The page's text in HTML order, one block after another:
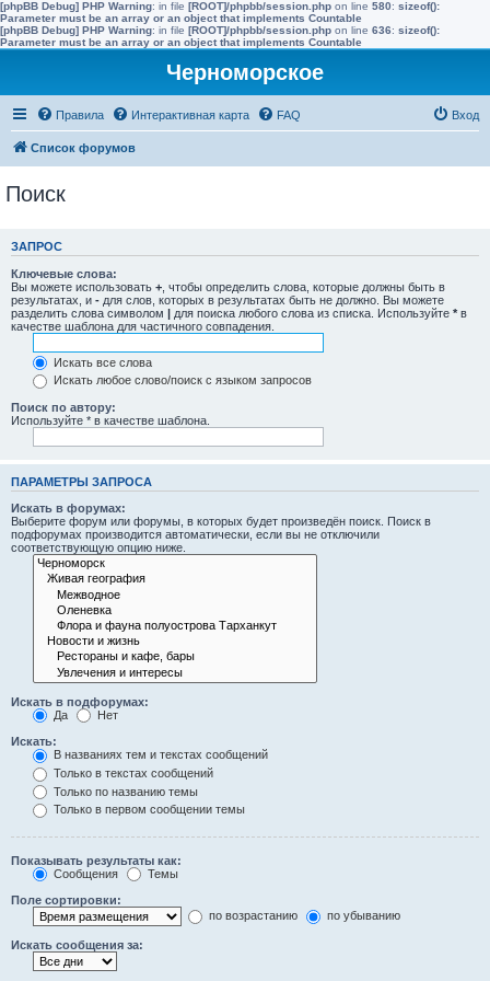
[phpBB Debug] PHP Warning: in file [ROOT]/phpbb/session.php on line 580: sizeof():
Parameter must be an array or an object that implements Countable
[phpBB Debug] PHP Warning: in file [ROOT]/phpbb/session.php on line 636: sizeof():
Parameter must be an array or an object that implements Countable
Черноморское
Правила Интерактивная карта FAQ Вход
Список форумов
Поиск
ЗАПРОС
Ключевые слова:
Вы можете использовать + , чтобы определить слова, которые должны быть в
результатах, и - для слов, которых в результатах быть не должно. Вы можете
разделить слова символом | для поиска любого слова из списка. Используйте * в
качестве шаблона для частичного совпадения.
Искать все слова
Искать любое слово/поиск с языком запросов
Поиск по автору:
Используйте * в качестве шаблона.
ПАРАМЕТРЫ ЗАПРОСА
Искать в форумах:
Выберите форум или форумы, в которых будет произведён поиск. Поиск в
подфорумах производится автоматически, если вы не отключили
соответствующую опцию ниже.
Искать в подфорумах:
Да
Нет
Искать:
В названиях тем и текстах сообщений
Только в текстах сообщений
Только по названию темы
Только в первом сообщении темы
Показывать результаты как:
Сообщения
Темы
Поле сортировки:
по возрастанию
по убыванию
Искать сообщения за: